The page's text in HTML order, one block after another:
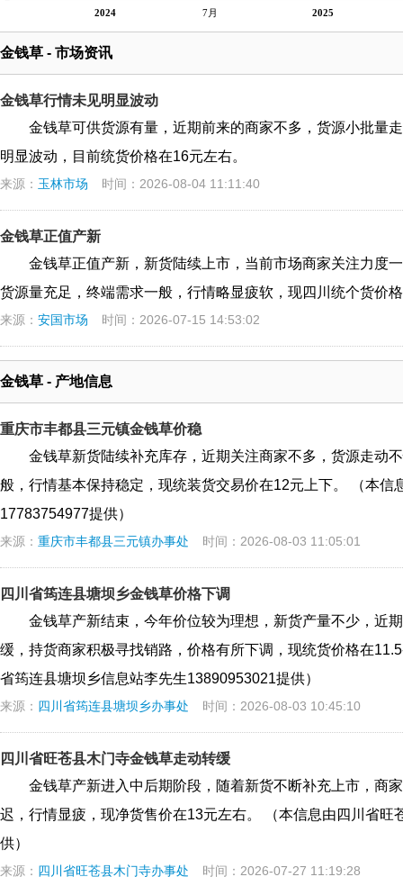
2024 7月 2025
金钱草 - 市场资讯
金钱草行情未见明显波动
金钱草可供货源有量，近期前来的商家不多，货源小批量
明显波动，目前统货价格在16元左右。
来源： 玉林市场 时间：2026-08-04 11:11:40
金钱草正值产新
金钱草正值产新，新货陆续上市，当前市场商家关注力度
货源量充足，终端需求一般，行情略显疲软，现四川统个货价
来源： 安国市场 时间：2026-07-15 14:53:02
金钱草 - 产地信息
重庆市丰都县三元镇金钱草价稳
金钱草新货陆续补充库存，近期关注商家不多，货源走动
般，行情基本保持稳定，现统装货交易价在12元上下。 （本信
17783754977提供）
来源： 重庆市丰都县三元镇办事处 时间：2026-08-03 11:05:01
四川省筠连县塘坝乡金钱草价格下调
金钱草产新结束，今年价位较为理想，新货产量不少，近
缓，持货商家积极寻找销路，价格有所下调，现统货价格在
省筠连县塘坝乡信息站李先生13890953021提供）
来源： 四川省筠连县塘坝乡办事处 时间：2026-08-03 10:45:10
四川省旺苍县木门寺金钱草走动转缓
金钱草产新进入中后期阶段，随着新货不断补充上市，商
迟，行情显疲，现净货售价在13元左右。 （本信息由四川省
供）
来源： 四川省旺苍县木门寺办事处 时间：2026-07-27 11:19:28